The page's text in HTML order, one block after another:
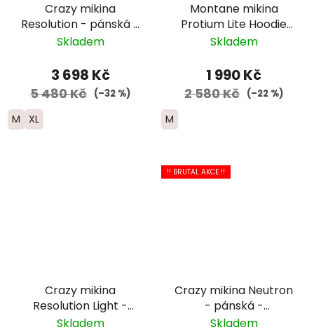
Crazy mikina
Resolution - pánská -
černá/modrá/žlutá
Skladem
3 698 Kč
5 480 Kč (–32 %)
M XL
Montane mikina
Protium Lite Hoodie
zip - pánská -
Skladem
1 990 Kč
2 580 Kč (–22 %)
M
Crazy mikina
Resolution Light -
pánská -
Skladem
!! BRUTAL AKCE !!
Crazy mikina Neutron
- pánská -
černá/modrá/žlutá
Skladem